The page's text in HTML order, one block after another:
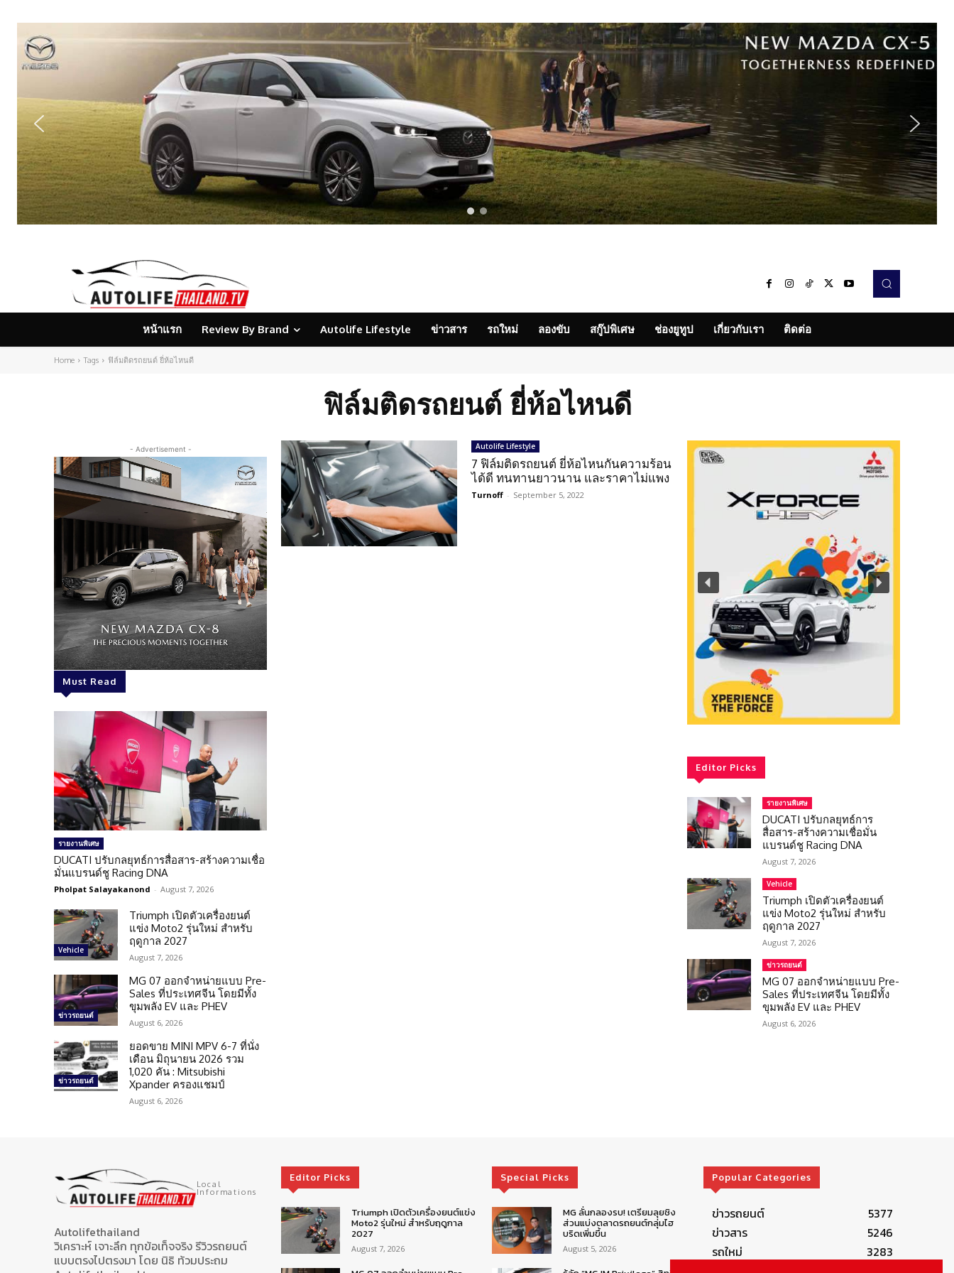
หน้าแรก Review By Brand Autolife Lifestyle ข่าวสาร รถใหม่ ลองขับ สกู๊ปพิเศษ ช่องยูทูป เกี่ยวกับเรา ติดต่อ
Home Tags ฟิล์มติดรถยนต์ ยี่ห้อไหนดี
ฟิล์มติดรถยนต์ ยี่ห้อไหนดี
- Advertisement -
Must Read
รายงานพิเศษ
DUCATI ปรับกลยุทธ์การสื่อสาร-สร้างความเชื่อ
มั่นแบรนด์ชู Racing DNA
Pholpat Salayakanond - August 7, 2026
Vehicle
Triumph เปิดตัวเครื่องยนต์
แข่ง Moto2 รุ่นใหม่ สำหรับ
ฤดูกาล 2027
August 7, 2026
ข่าวรถยนต์
MG 07 ออกจำหน่ายแบบ Pre-
Sales ที่ประเทศจีน โดยมีทั้ง
ขุมพลัง EV และ PHEV
August 6, 2026
ข่าวรถยนต์
ยอดขาย MINI MPV 6-7 ที่นั่ง
เดือน มิถุนายน 2026 รวม
1,020 คัน : Mitsubishi
Xpander ครองแชมป์
August 6, 2026
Autolife Lifestyle
7 ฟิล์มติดรถยนต์ ยี่ห้อไหนกันความร้อน
ได้ดี ทนทานยาวนาน และราคาไม่แพง
Turnoff - September 5, 2022
Editor Picks
รายงานพิเศษ
DUCATI ปรับกลยุทธ์การ
สื่อสาร-สร้างความเชื่อมั่น
แบรนด์ชู Racing DNA
August 7, 2026
Vehicle
Triumph เปิดตัวเครื่องยนต์
แข่ง Moto2 รุ่นใหม่ สำหรับ
ฤดูกาล 2027
August 7, 2026
ข่าวรถยนต์
MG 07 ออกจำหน่ายแบบ Pre-
Sales ที่ประเทศจีน โดยมีทั้ง
ขุมพลัง EV และ PHEV
August 6, 2026
Local
Informations
Autolifethailand
วิเคราะห์ เจาะลึก ทุกข้อเท็จจริง รีวิวรถยนต์
แบบตรงไปตรงมา โดย นิธิ ท้วมประถม
Editor Picks
Triumph เปิดตัวเครื่องยนต์แข่ง
Moto2 รุ่นใหม่ สำหรับฤดูกาล
2027
August 7, 2026
Special Picks
MG ลั่นกลองรบ! เตรียมลุยชิง
ส่วนแบ่งตลาดรถยนต์กลุ่มไฮ
บริดเพิ่มขึ้น
August 5, 2026
Popular Categories
ข่าวรถยนต์
5377
ข่าวสาร
5246
รถใหม่
3283